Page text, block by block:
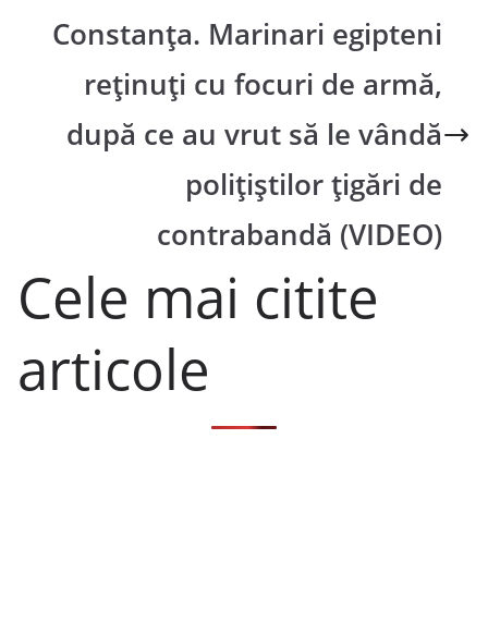
Constanța. Marinari egipteni
reținuți cu focuri de armă,
după ce au vrut să le vândă
polițiștilor țigări de
contrabandă (VIDEO)
Cele mai citite
articole